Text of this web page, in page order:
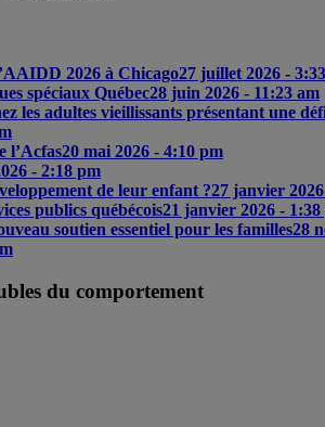
2026 à Chicago27 juillet 2026 -
spéciaux Québec28 juin 2026 - 11:23 am
les adultes vieillissants présentant une
l’Acfas20 mai 2026 - 4:10 pm
- 2:18 pm
de leur enfant ?27 janvier
publics québécois21 janvier 2026 - 1:38
soutien essentiel pour les familles28
du comportement